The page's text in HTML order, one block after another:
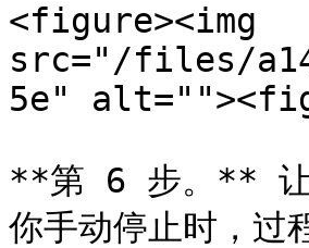
<figure><img
src="/files/
5e"
**第 6 步。** 让
你手动停止时，过